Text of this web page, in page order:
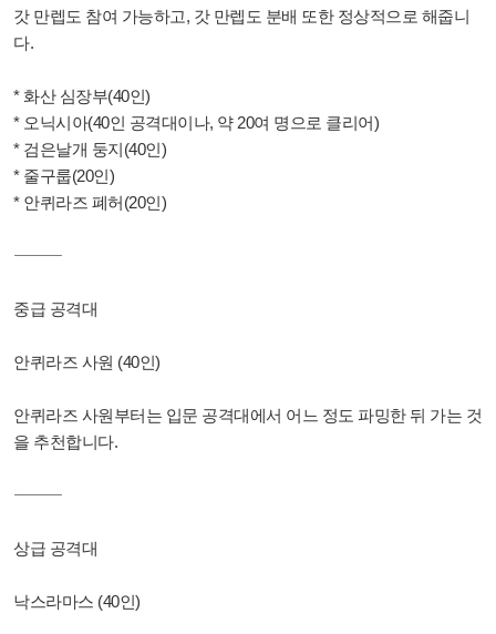
갓 만렙도 참여 가능하고, 갓 만렙도 분배 또한 정상적으로 해줍니
다.
* 화산 심장부(40인)
* 오닉시아(40인 공격대이나, 약 20여 명으로 클리어)
* 검은날개 둥지(40인)
* 줄구룹(20인)
* 안퀴라즈 폐허(20인)
⸻
중급 공격대
안퀴라즈 사원 (40인)
안퀴라즈 사원부터는 입문 공격대에서 어느 정도 파밍한 뒤 가는 것
을 추천합니다.
⸻
상급 공격대
낙스라마스 (40인)